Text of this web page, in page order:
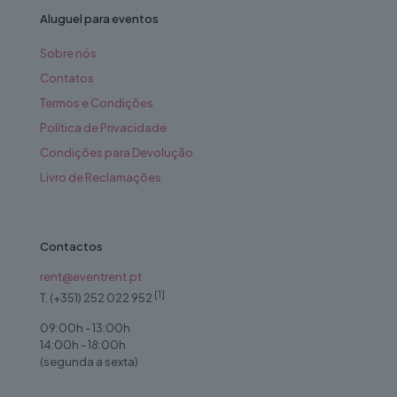
Aluguel para eventos
Sobre nós
Contatos
Termos e Condições
Política de Privacidade
Condições para Devolução
Livro de Reclamações
Contactos
rent@eventrent.pt
T. (+351) 252 022 952 [1]
09:00h - 13:00h
14:00h - 18:00h
(segunda a sexta)